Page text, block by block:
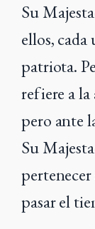
Su
ellos, cada
patriota.
refiere a la
pero ante
Su
pertenecer
pasar el